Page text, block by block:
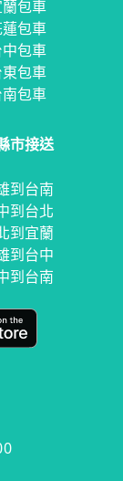
包車
包車
包車
包車
包車
市接送
到台南
到台北
到宜蘭
到台中
到台南